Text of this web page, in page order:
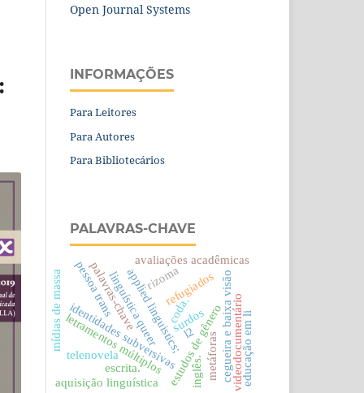
Open Journal Systems
INFORMAÇÕES
Para Leitores
Para Autores
Para Bibliotecários
PALAVRAS-CHAVE
applied linguistics;surdos
identidades subversivasestudos de gênero
linguística queer
letramentos múltiplos
rizoma
avaliações acadêmicas
cegueira e baixa visão
coda.
palavras-chave videodocumentárioeducação em li
mídias de massa
telenovela
pessoa trans refugiados
metáforas
l2
aquisição linguística inglês.
escrita.